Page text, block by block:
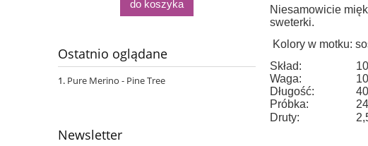
do koszyka do
Ostatnio oglądane
Pure Merino - Pine Tree
Newsletter
Niesamowicie
sweterki.
Kolory w motku:
Skład:
Waga:
Długość:
Próbka:
Druty: